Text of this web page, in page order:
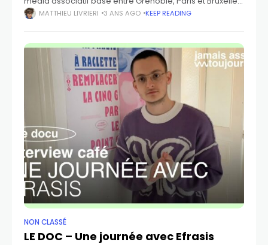
fondé en septembre 2022 par Matthieu Livrieri et Kirkor
MATTHIEU LIVRIERI 3 ANS AGO KEEP READING
NON CLASSÉ
LE DOC – Une journée avec Efrasis